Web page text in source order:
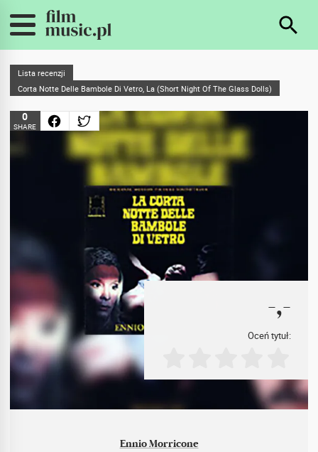
Lista recenzji
Corta Notte Delle Bambole Di Vetro, La (Short Night Of The Glass Dolls)
Ennio Morricone
0
SHARE
-,-
Oceń tytuł: